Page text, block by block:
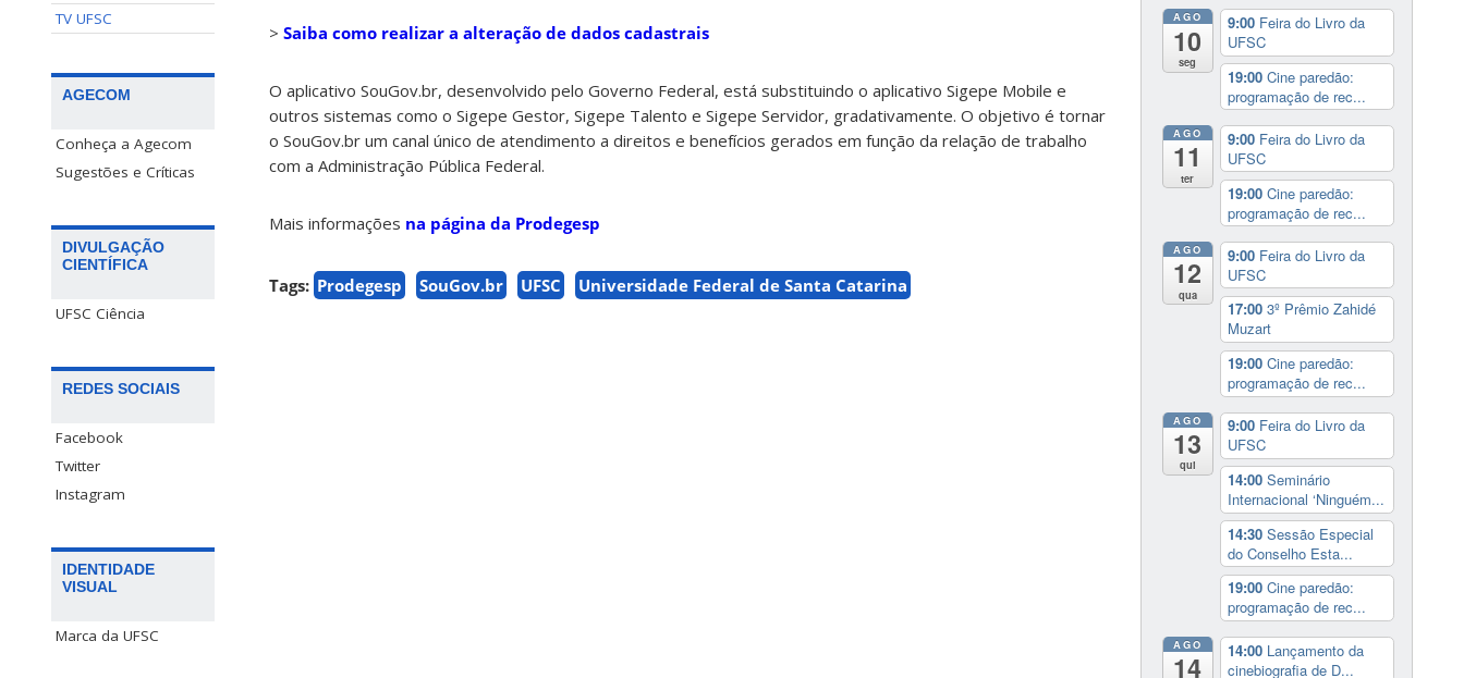
TV UFSC
AGECOM
Conheça a Agecom
Sugestões e Críticas
DIVULGAÇÃO
CIENTÍFICA
UFSC Ciência
REDES SOCIAIS
Facebook
Twitter
Instagram
IDENTIDADE
VISUAL
Marca da UFSC
> Saiba como realizar a alteração de dados cadastrais
O aplicativo SouGov.br, desenvolvido pelo Governo Federal, está substituindo o aplicativo Sigepe Mobile e
outros sistemas como o Sigepe Gestor, Sigepe Talento e Sigepe Servidor, gradativamente. O objetivo é tornar
o SouGov.br um canal único de atendimento a direitos e benefícios gerados em função da relação de trabalho
com a Administração Pública Federal.
Mais informações na página da Prodegesp
Tags: Prodegesp SouGov.br UFSC Universidade Federal de Santa Catarina
AGO
10
seg
9:00 Feira do Livro da
UFSC
19:00 Cine paredão:
programação de rec...
AGO
11
ter
9:00 Feira do Livro da
UFSC
19:00 Cine paredão:
programação de rec...
AGO
12
qua
9:00 Feira do Livro da
UFSC
17:00 3º Prêmio Zahidé
Muzart
19:00 Cine paredão:
programação de rec...
AGO
13
qui
9:00 Feira do Livro da
UFSC
14:00 Seminário
Internacional ‘Ninguém...
14:30 Sessão Especial
do Conselho Esta...
19:00 Cine paredão:
programação de rec...
AGO
14
14:00 Lançamento da
cinebiografia de D...